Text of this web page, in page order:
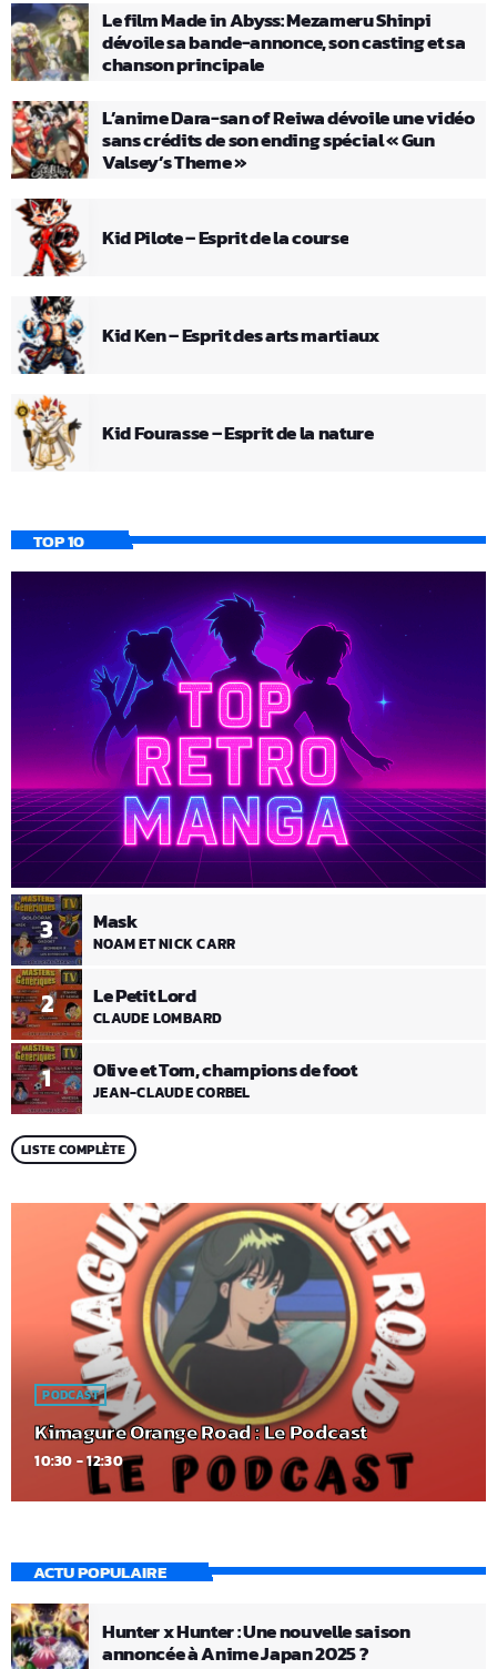
Le film Made in Abyss: Mezameru Shinpi
dévoile sa bande-annonce, son casting et sa
chanson principale
L’anime Dara-san of Reiwa dévoile une vidéo
sans crédits de son ending spécial « Gun
Valsey’s Theme »
Kid Pilote – Esprit de la course
Kid Ken – Esprit des arts martiaux
Kid Fourasse – Esprit de la nature
TOP 10
1 Olive et Tom, champions de foot
JEAN-CLAUDE CORBEL
2 Le Petit Lord
CLAUDE LOMBARD
3 Mask
NOAM ET NICK CARR
LISTE COMPLÈTE
PODCAST
Kimagure Orange Road : Le Podcast
10:30 - 12:30
ACTU POPULAIRE
Hunter x Hunter : Une nouvelle saison
annoncée à Anime Japan 2025 ?